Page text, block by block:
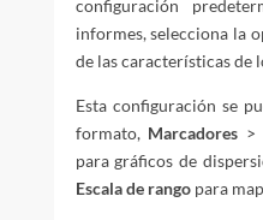
configuración
informes, selecciona la
de las características de
Esta configuración se
formato, Marcadores >
para gráficos de
Escala de rango para